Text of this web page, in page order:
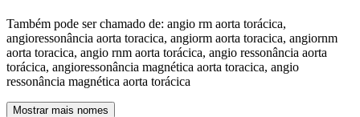
Também pode ser chamado de: angio rm aorta torácica,
angioressonância aorta toracica, angiorm aorta toracica, angiornm
aorta toracica, angio rnm aorta torácica, angio ressonância aorta
torácica, angioressonância magnética aorta toracica, angio
ressonância magnética aorta torácica
Mostrar mais nomes